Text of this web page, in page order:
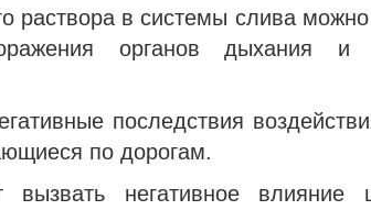
раствора в системы слива можно
органов дыхания и
последствия
по дорогам.
негативное влияние